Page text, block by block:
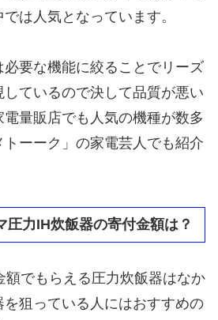
は人気となっています。
要な機能に絞ることでリーズ
ているので決して品質が悪い
量販店でも人気の機種が数多
トーーク」の家電芸人でも紹介
圧力IH炊飯器の寄付金額は？
額でもらえる圧力炊飯器はなか
狙っている人にはおすすめの